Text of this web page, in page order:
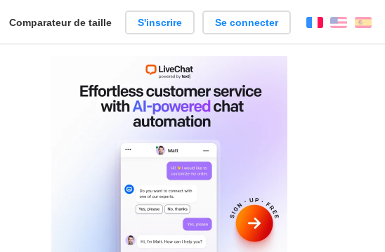
Créer
Comparateur de taille S'inscrire Se connecter FrançaisEnglish